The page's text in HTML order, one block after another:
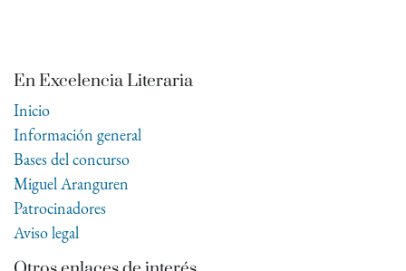
En Excelencia Literaria
Inicio
Información general
Bases del concurso
Miguel Aranguren
Patrocinadores
Aviso legal